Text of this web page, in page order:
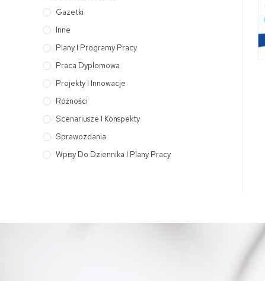
Gazetki
Inne
Plany I Programy Pracy
Praca Dyplomowa
Projekty I Innowacje
Różności
Scenariusze I Konspekty
Sprawozdania
Wpisy Do Dziennika I Plany Pracy